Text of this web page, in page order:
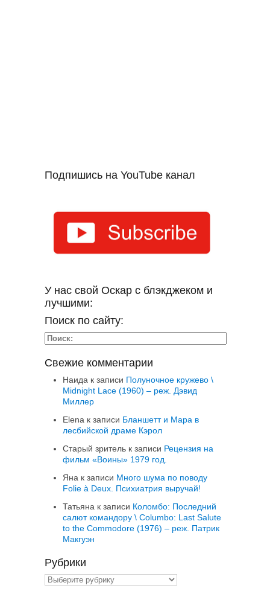
Подпишись на YouTube канал
У нас свой Оскар с блэкджеком и
лучшими:
Поиск по сайту:
Свежие комментарии
Наида к записи Полуночное кружево \
Midnight Lace (1960) – реж. Дэвид
Миллер
Elena к записи Бланшетт и Мара в
лесбийской драме Кэрол
Старый зритель к записи Рецензия на
фильм «Воины» 1979 год.
Яна к записи Много шума по поводу
Folie à Deux. Психиатрия выручай!
Татьяна к записи Коломбо: Последний
салют командору \ Columbo: Last Salute
to the Commodore (1976) – реж. Патрик
Макгуэн
Рубрики
Рубрики